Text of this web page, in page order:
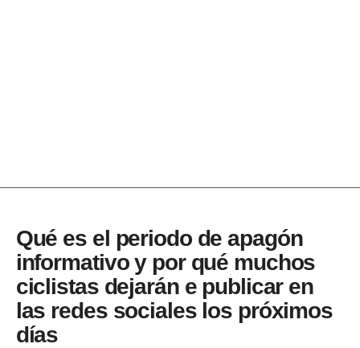
Qué es el periodo de apagón
informativo y por qué muchos
ciclistas dejarán e publicar en
las redes sociales los próximos
días